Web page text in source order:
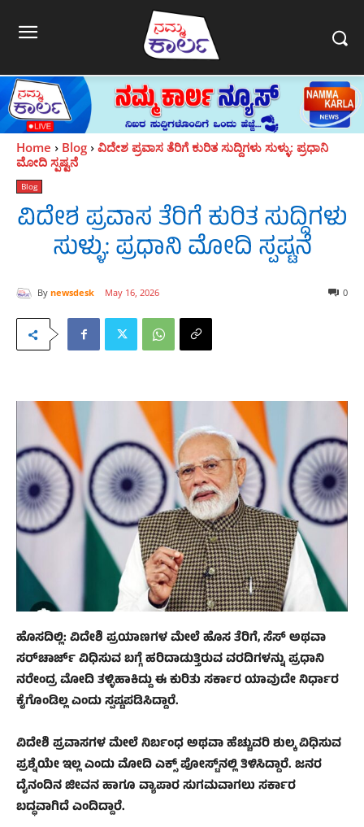
Home Blog
ವಿದೇಶ ಪ್ರವಾಸ ತೆರಿಗೆ ಕುರಿತ ಸುದ್ದಿಗಳು ಸುಳ್ಳು: ಪ್ರಧಾನಿ
ಮೋದಿ ಸ್ಪಷ್ಟನೆ
Blog
ವಿದೇಶ ಪ್ರವಾಸ ತೆರಿಗೆ ಕುರಿತ ಸುದ್ದಿಗಳು
ಸುಳ್ಳು: ಪ್ರಧಾನಿ ಮೋದಿ ಸ್ಪಷ್ಟನೆ
By newsdesk May 16, 2026 0
ಹೊಸದಿಲ್ಲಿ: ವಿದೇಶಿ ಪ್ರಯಾಣಗಳ ಮೇಲೆ ಹೊಸ ತೆರಿಗೆ, ಸೆಸ್ ಅಥವಾ
ಸರ್‌ಚಾರ್ಜ್ ವಿಧಿಸುವ ಬಗ್ಗೆ ಹರಿದಾಡುತ್ತಿರುವ ವರದಿಗಳನ್ನು ಪ್ರಧಾನಿ
ನರೇಂದ್ರ ಮೋದಿ ತಳ್ಳಿಹಾಕಿದ್ದು ಈ ಕುರಿತು ಸರ್ಕಾರ ಯಾವುದೇ ನಿರ್ಧಾರ
ಕೈಗೊಂಡಿಲ್ಲ ಎಂದು ಸ್ಪಷ್ಟಪಡಿಸಿದ್ದಾರೆ.
ವಿದೇಶಿ ಪ್ರವಾಸಗಳ ಮೇಲೆ ನಿರ್ಬಂಧ ಅಥವಾ ಹೆಚ್ಚುವರಿ ಶುಲ್ಕ ವಿಧಿಸುವ
ಪ್ರಶ್ನೆಯೇ ಇಲ್ಲ ಎಂದು ಮೋದಿ ಎಕ್ಸ್‌ ಪೋಸ್ಟ್‌ನಲ್ಲಿ ತಿಳಿಸಿದ್ದಾರೆ. ಜನರ
ದೈನಂದಿನ ಜೀವನ ಹಾಗೂ ವ್ಯಾಪಾರ ಸುಗಮವಾಗಲು ಸರ್ಕಾರ
ಬದ್ಧವಾಗಿದೆ ಎಂದಿದ್ದಾರೆ.